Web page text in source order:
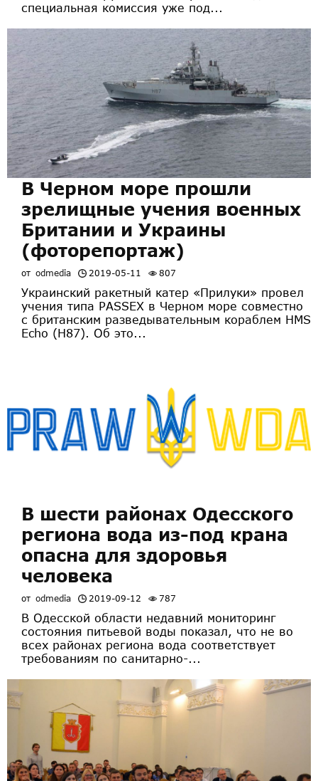
специальная комиссия уже под...
В Черном море прошли
зрелищные учения военных
Британии и Украины
(фоторепортаж)
от odmedia 2019-05-11 807
Украинский ракетный катер «Прилуки» провел
учения типа PASSEX в Черном море совместно
с британским разведывательным кораблем HMS
Echo (H87). Об это...
В шести районах Одесского
региона вода из-под крана
опасна для здоровья
человека
от odmedia 2019-09-12 787
В Одесской области недавний мониторинг
состояния питьевой воды показал, что не во
всех районах региона вода соответствует
требованиям по санитарно-...